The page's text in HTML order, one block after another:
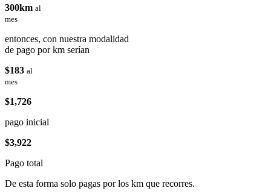
300km al
mes
entonces, con nuestra modalidad
de pago por km serían
$183 al
mes
$1,726
pago inicial
$3,922
Pago total
De esta forma solo pagas por los km que recorres.